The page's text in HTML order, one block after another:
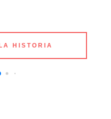
HISTORIA